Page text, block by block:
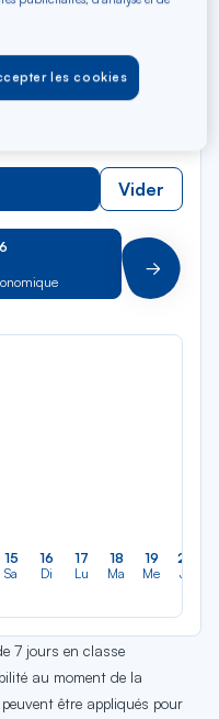
Vider
Suivant
15
Sa
16
Di
17
Lu
18
Ma
19
Me
20
Je
7 jours en classe
au moment de la
être appliqués pour
les cookies